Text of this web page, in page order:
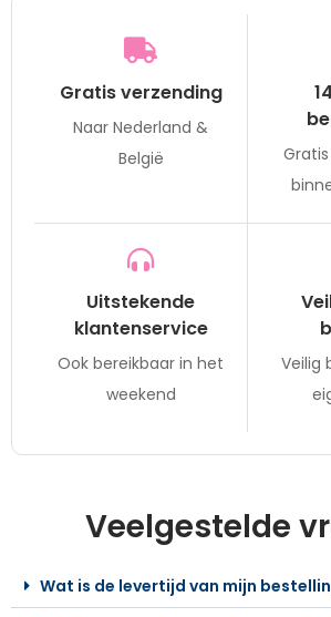
Gratis verzending
Naar Nederland &
België
Uitstekende
klantenservice
Ook bereikbaar in het
weekend
Veilig
Veelgestelde
Wat is de levertijd van mijn